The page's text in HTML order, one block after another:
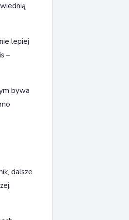
lepiej
–
bywa
dalsze